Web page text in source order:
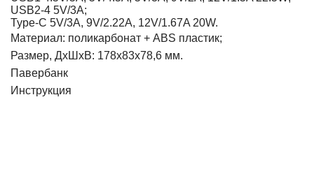
USB2-4 5V/3A;
Type-C 5V/3A, 9V/2.22A, 12V/1.67A 20W.
Материал: поликарбонат + ABS пластик;
Размер, ДхШхВ: 178х83х78,6 мм.
Павербанк
Инструкция